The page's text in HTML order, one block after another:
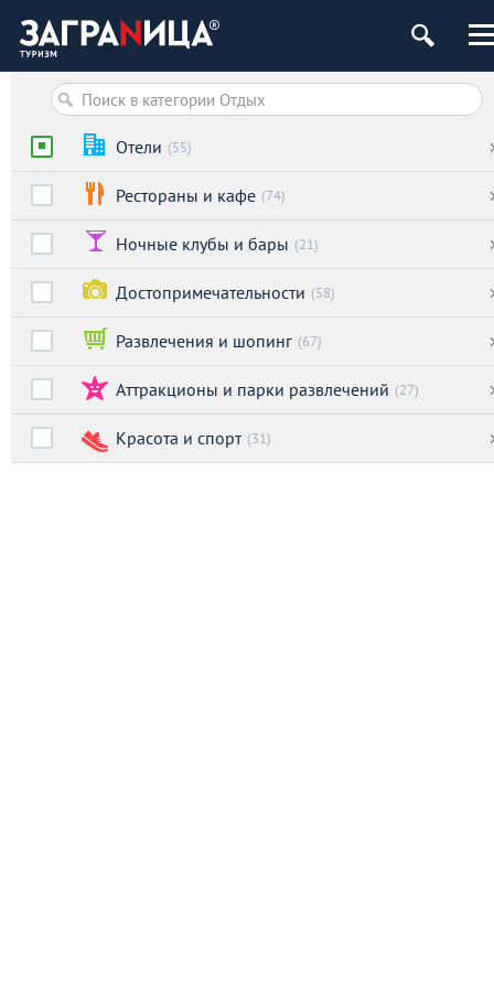
Отели (55)
Рестораны и кафе (74)
Ночные клубы и бары (21)
Достопримечательности (58)
Развлечения и шопинг (67)
Аттракционы и парки развлечений (27)
Красота и спорт (31)